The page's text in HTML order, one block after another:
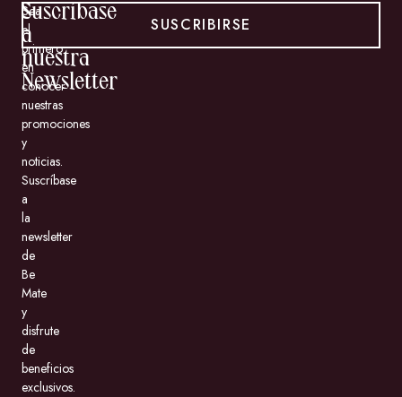
Suscríbase
a
nuestra
Newsletter
Sea
el
primero
en
conocer
nuestras
promociones
y
noticias.
Suscríbase
a
la
newsletter
de
Be
Mate
y
disfrute
de
beneficios
exclusivos.
SUSCRIBIRSE